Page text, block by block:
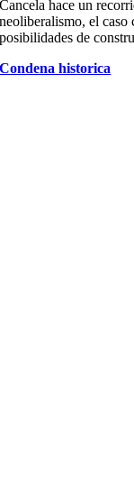
Cancela hace un
neoliberalismo, el
posibilidades de
Condena historica